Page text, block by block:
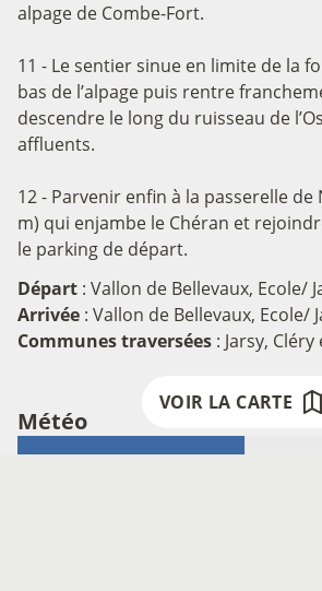
VOIR LA CARTE
alpage de Combe-Fort.
11 - Le sentier sinue en limite de la
bas de l’alpage puis rentre
descendre le long du ruisseau de
affluents.
12 - Parvenir enfin à la passerelle de
m) qui enjambe le Chéran et
le parking de départ.
Départ : Vallon de Bellevaux, Ecole/
Arrivée : Vallon de Bellevaux, Ecole/
Communes traversées : Jarsy,
Météo